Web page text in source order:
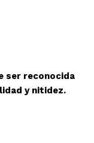
ser reconocida
y nitidez.